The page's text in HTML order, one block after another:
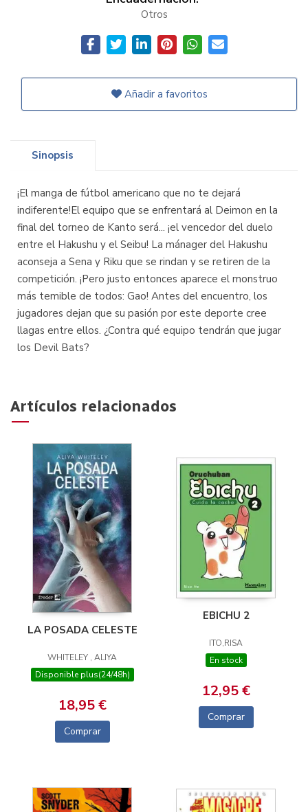
Otros
Añadir a favoritos
Sinopsis
¡El manga de fútbol americano que no te dejará
indiferente!El equipo que se enfrentará al Deimon en la
final del torneo de Kanto será... ¡el vencedor del duelo
entre el Hakushu y el Seibu! La mánager del Hakushu
aconseja a Sena y Riku que se rindan y se retiren de la
competición. ¡Pero justo entonces aparece el monstruo
más temible de todos: Gao! Antes del encuentro, los
jugadores dejan que su pasión por este deporte cree
llagas entre ellos. ¿Contra qué equipo tendrán que jugar
los Devil Bats?
Artículos relacionados
LA POSADA CELESTE
WHITELEY , ALIYA
Disponible plus(24/48h)
18,95 €
Comprar
EBICHU 2
ITO,RISA
En stock
12,95 €
Comprar